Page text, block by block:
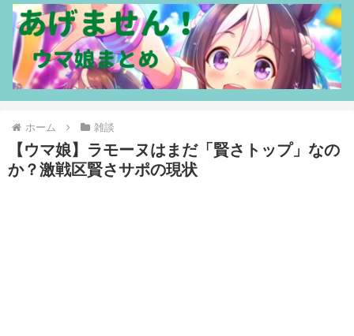
ホーム 雑談
【ウマ娘】ラモーヌはまだ「賢さトップ」なの
か？激戦区賢さサポの現状